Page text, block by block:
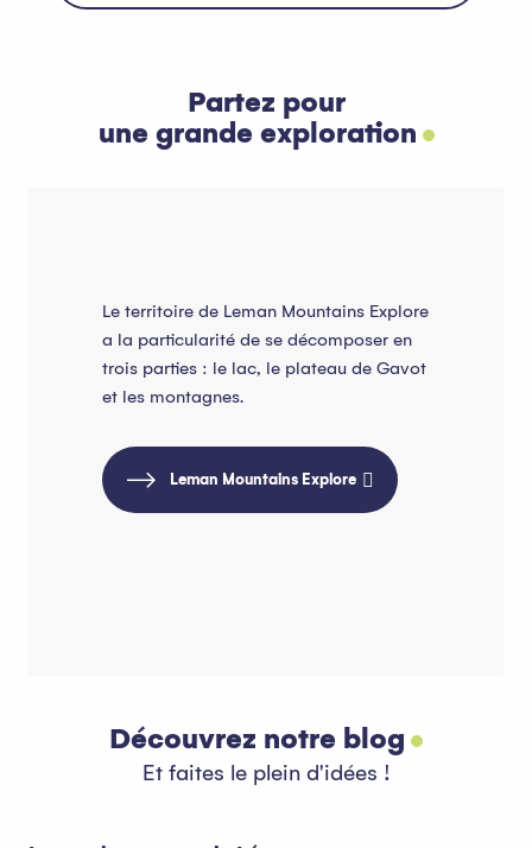
Partez pour
une grande exploration
Le territoire de Leman Mountains Explore
a la particularité de se décomposer en
trois parties : le lac, le plateau de Gavot
et les montagnes.
Leman Mountains Explore
Découvrez notre blog
Et faites le plein d'idées !